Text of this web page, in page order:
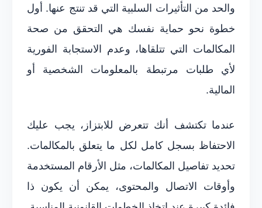
والحد من التأثيرات السلبية التي قد تنتج عنها. أول
خطوة نحو حماية نفسك هي التحقق من صحة
المكالمات التي تتلقاها، وعدم الاستجابة الفورية
لأي طلبات مرتبطة بالمعلومات الشخصية أو
المالية.
عندما تكتشف أنك تتعرض للابتزاز، يجب عليك
الاحتفاظ بسجل كامل لكل ما يتعلق بالمكالمات.
تحديد تفاصيل المكالمات، مثل الأرقام المستخدمة
وأوقات الاتصال والمحتوى، يمكن أن يكون ذا